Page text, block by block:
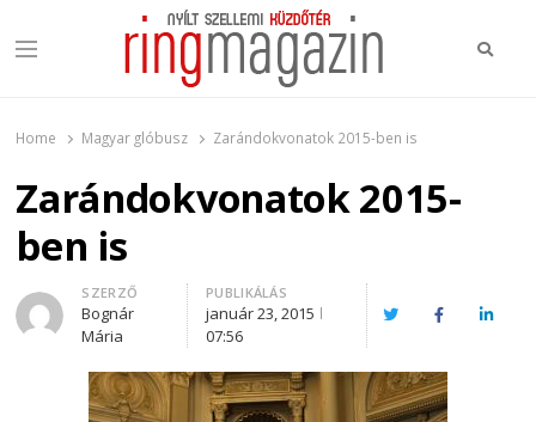
Menu
Home Magyar glóbusz Zarándokvonatok 2015-ben is
Zarándokvonatok 2015-
ben is
Author
SZERZŐ
Bognár
Mária
PUBLIKÁLÁS
január 23, 2015
07:56
TwitterFacebook